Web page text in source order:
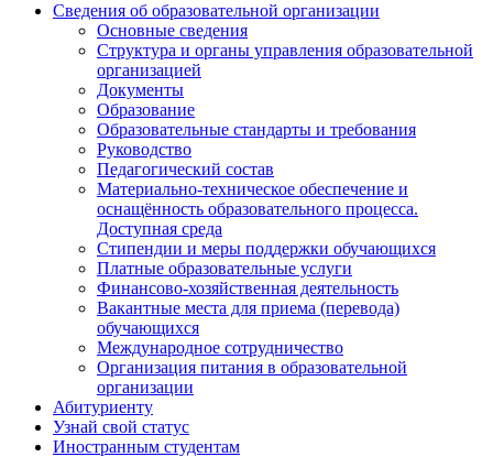
Сведения об образовательной организации
Основные сведения
Структура и органы управления образовательной
организацией
Документы
Образование
Образовательные стандарты и требования
Руководство
Педагогический состав
Материально-техническое обеспечение и
оснащённость образовательного процесса.
Доступная среда
Стипендии и меры поддержки обучающихся
Платные образовательные услуги
Финансово-хозяйственная деятельность
Вакантные места для приема (перевода)
обучающихся
Международное сотрудничество
Организация питания в образовательной
организации
Абитуриенту
Узнай свой статус
Иностранным студентам